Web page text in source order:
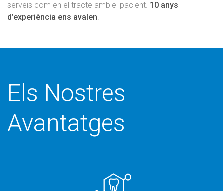
serveis com en el tracte amb el pacient. 10 anys
d’experiència ens avalen.
Els Nostres
Avantatges